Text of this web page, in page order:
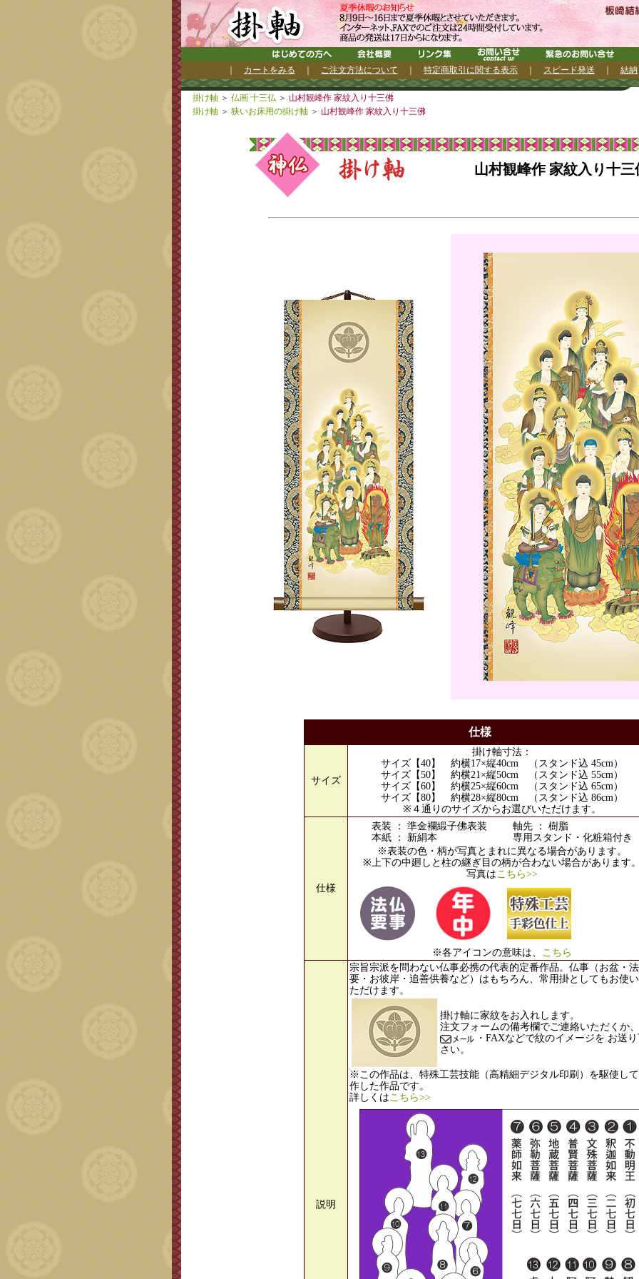
カートをみる ご注文方法について 特定商取引に関する表示 スピード発送 結納
掛け軸 ＞ 仏画 十三仏 ＞ 山村観峰作 家紋入り十三佛
掛け軸 ＞ 狭いお床用の掛け軸 ＞ 山村観峰作 家紋入り十三佛
山村観峰作 家紋入り十三
仕様
サイズ
掛け軸寸法：
サイズ【40】 約横17×縦40cm （スタンド込 45cm）
サイズ【50】 約横21×縦50cm （スタンド込 55cm）
サイズ【60】 約横25×縦60cm （スタンド込 65cm）
サイズ【80】 約横28×縦80cm （スタンド込 86cm）
※４通りのサイズからお選びいただけます。
仕様
表装 ： 準金襴緞子佛表装
本紙 ： 新絹本
軸先 ： 樹脂
専用スタンド・化粧箱付き
※表装の色・柄が写真とまれに異なる場合があります。
※上下の中廻しと柱の継ぎ目の柄が合わない場合があります
写真はこちら>>
※各アイコンの意味は、 こちら
説明
宗旨宗派を問わない仏事必携の代表的定番作品。仏事（お盆・法
要・お彼岸・追善供養など）はもちろん、常用掛としてもお使
ただけます。
掛け軸に家紋をお入れします。
注文フォームの備考欄でご連絡いただくか、
・FAXなどで紋のイメージを お送
さい。
※この作品は、特殊工芸技能（高精細デジタル印刷）を駆使し
作した作品です。
詳しくはこちら>>